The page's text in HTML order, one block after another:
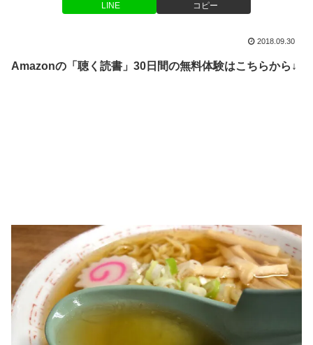
LINE コピー
2018.09.30
Amazonの「聴く読書」30日間の無料体験はこちらから↓